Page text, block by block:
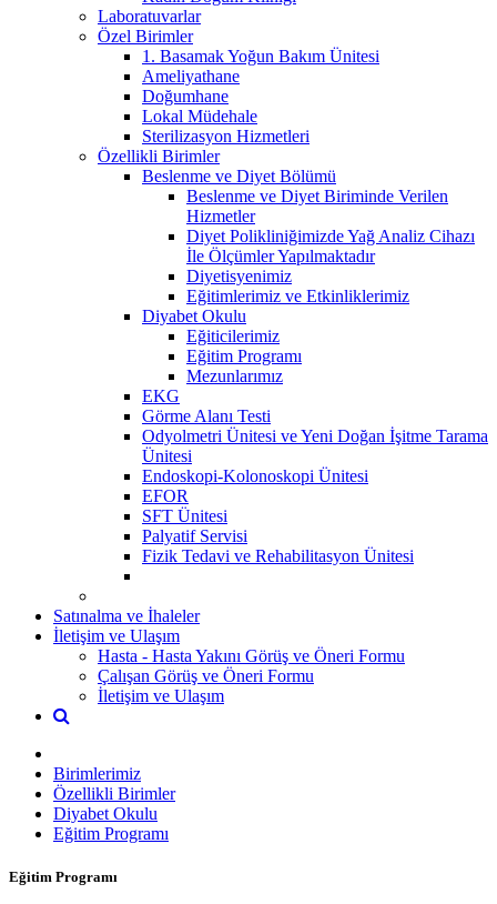
Laboratuvarlar
Özel Birimler
1. Basamak Yoğun Bakım Ünitesi
Ameliyathane
Doğumhane
Lokal Müdehale
Sterilizasyon Hizmetleri
Özellikli Birimler
Beslenme ve Diyet Bölümü
Beslenme ve Diyet Biriminde Verilen
Hizmetler
Diyet Polikliniğimizde Yağ Analiz Cihazı
İle Ölçümler Yapılmaktadır
Diyetisyenimiz
Eğitimlerimiz ve Etkinliklerimiz
Diyabet Okulu
Eğiticilerimiz
Eğitim Programı
Mezunlarımız
EKG
Görme Alanı Testi
Odyolmetri Ünitesi ve Yeni Doğan İşitme Tarama
Ünitesi
Endoskopi-Kolonoskopi Ünitesi
EFOR
SFT Ünitesi
Palyatif Servisi
Fizik Tedavi ve Rehabilitasyon Ünitesi
Satınalma ve İhaleler
İletişim ve Ulaşım
Hasta - Hasta Yakını Görüş ve Öneri Formu
Çalışan Görüş ve Öneri Formu
İletişim ve Ulaşım
Birimlerimiz
Özellikli Birimler
Diyabet Okulu
Eğitim Programı
Eğitim Programı